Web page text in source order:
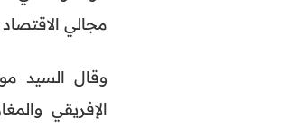
مجالي الاقتصاد
وقال السيد
الإفريقي